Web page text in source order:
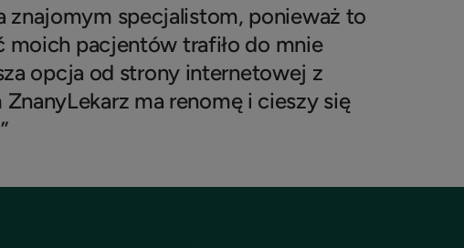
znajomym specjalistom, ponieważ to
moich pacjentów trafiło do mnie
opcja od strony internetowej z
ma renomę i cieszy się